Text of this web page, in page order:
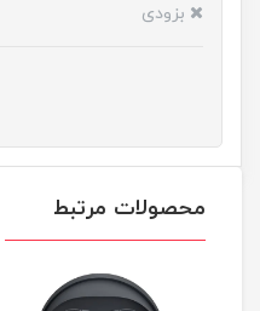
بزودی
محصولات مرتبط